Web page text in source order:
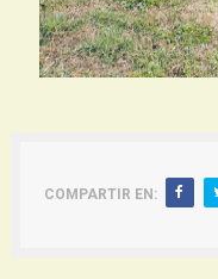
COMPARTIR EN: